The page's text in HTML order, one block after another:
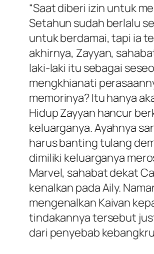
“Saat diberi izin untuk
Setahun sudah berlalu
untuk berdamai, tapi ia
akhirnya, Zayyan,
laki-laki itu sebagai
mengkhianati
memorinya? Itu hanya
Hidup Zayyan hancur
keluarganya. Ayahnya
harus banting tulang
dimiliki keluarganya
Marvel, sahabat dekat
kenalkan pada Aily.
mengenalkan Kaivan
tindakannya tersebut
dari penyebab